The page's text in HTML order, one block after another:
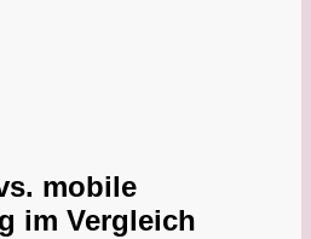
mobile
im Vergleich